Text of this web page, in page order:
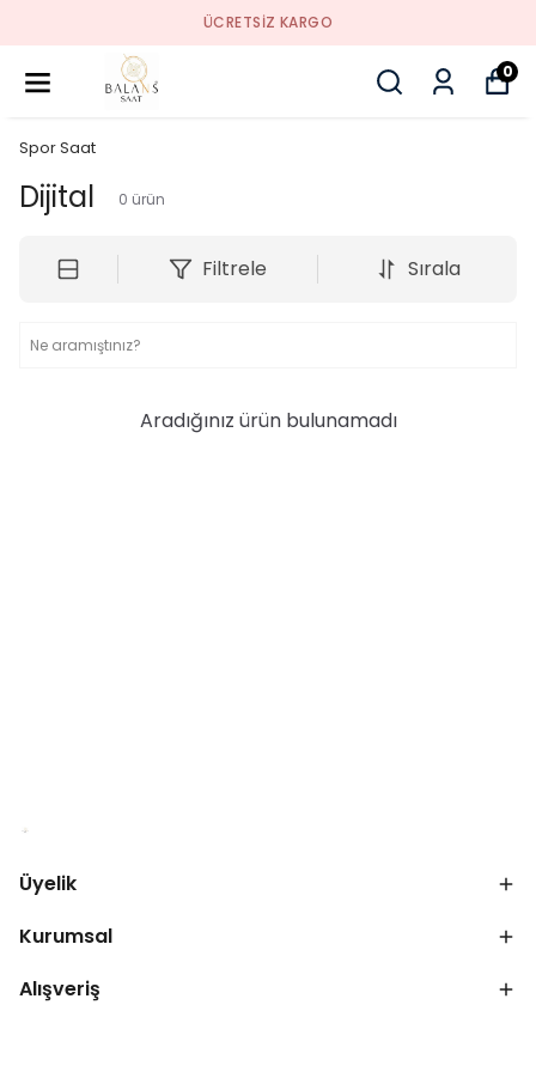
ÜCRETSIZ KARGO
0
Spor Saat
Dijital 0 ürün
Filtrele Sırala
Aradığınız ürün bulunamadı
Üyelik
Kurumsal
Alışveriş